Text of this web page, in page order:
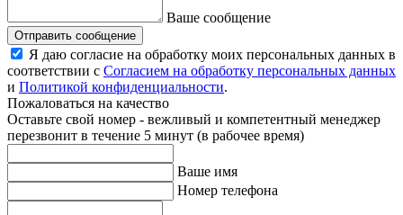
Ваше сообщение
Отправить сообщение
Я даю согласие на обработку моих персональных данных в
соответствии с Согласием на обработку персональных данных
и Политикой конфиденциальности.
Пожаловаться на качество
Оставьте свой номер - вежливый и компетентный менеджер
перезвонит в течение 5 минут (в рабочее время)
Ваше имя
Номер телефона